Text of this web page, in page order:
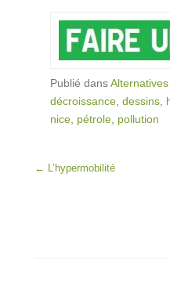
Publié dans
décroissance dessins
nice pétrole pollution
Post navigation
← L’hypermobilité